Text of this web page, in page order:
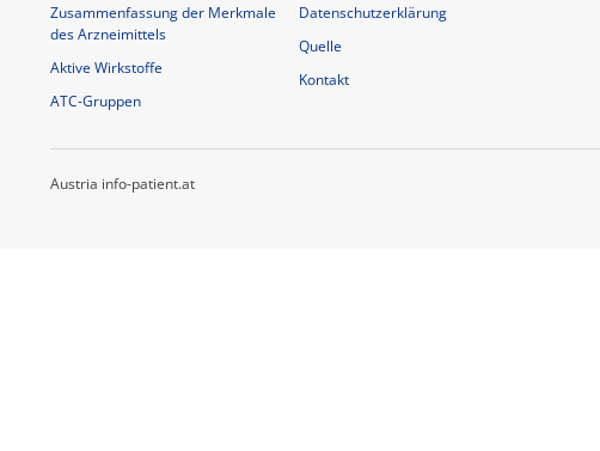
Zusammenfassung der Merkmale
des Arzneimittels
Aktive Wirkstoffe
ATC-Gruppen
Datenschutzerklärung
Quelle
Kontakt
Austria info-patient.at